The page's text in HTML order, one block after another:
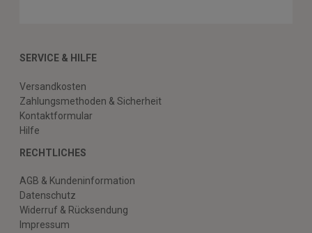
SERVICE & HILFE
Versandkosten
Zahlungsmethoden & Sicherheit
Kontaktformular
Hilfe
RECHTLICHES
AGB & Kundeninformation
Datenschutz
Widerruf & Rücksendung
Impressum